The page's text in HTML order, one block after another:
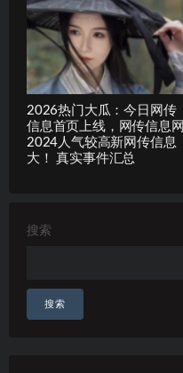
2026热门大瓜：今日网传
信息首页上线，网传信息网
2024人气较高新网传信息
大！ 真实事件汇总
搜索
搜索